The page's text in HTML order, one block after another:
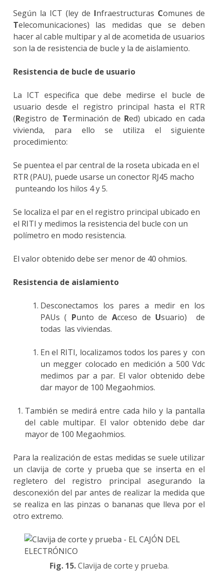
Según la ICT (ley de Infraestructuras Comunes de
Telecomunicaciones) las medidas que se deben
hacer al cable multipar y al de acometida de usuarios
son la de resistencia de bucle y la de aislamiento.
Resistencia de bucle de usuario
La ICT especifica que debe medirse el bucle de
usuario desde el registro principal hasta el RTR
(Registro de Terminación de Red) ubicado en cada
vivienda, para ello se utiliza el siguiente
procedimiento:
Se puentea el par central de la roseta ubicada en el
RTR (PAU), puede usarse un conector RJ45 macho
punteando los hilos 4 y 5.
Se localiza el par en el registro principal ubicado en
el RITI y medimos la resistencia del bucle con un
polímetro en modo resistencia.
El valor obtenido debe ser menor de 40 ohmios.
Resistencia de aislamiento
Desconectamos los pares a medir en los
PAUs ( Punto de Acceso de Usuario) de
todas las viviendas.
En el RITI, localizamos todos los pares y con
un megger colocado en medición a 500 Vdc
medimos par a par. El valor obtenido debe
dar mayor de 100 Megaohmios.
También se medirá entre cada hilo y la pantalla
del cable multipar. El valor obtenido debe dar
mayor de 100 Megaohmios.
Para la realización de estas medidas se suele utilizar
un clavija de corte y prueba que se inserta en el
regletero del registro principal asegurando la
desconexión del par antes de realizar la medida que
se realiza en las pinzas o bananas que lleva por el
otro extremo.
Fig. 15.Clavija de corte y prueba.